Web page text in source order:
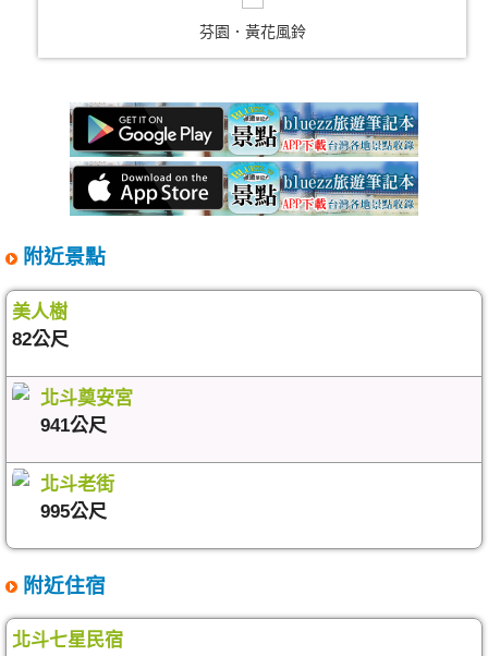
芬園．黃花風鈴
附近景點
美人樹
82公尺
北斗奠安宮
941公尺
北斗老街
995公尺
附近住宿
北斗七星民宿